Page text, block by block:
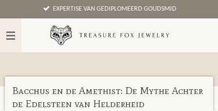
direct
naar
hoofdinhoud
EXPERTISE VAN GEDIPLOMEERD GOUDSMID
Bacchus en de Amethist: De Mythe Achter
de Edelsteen van Helderheid